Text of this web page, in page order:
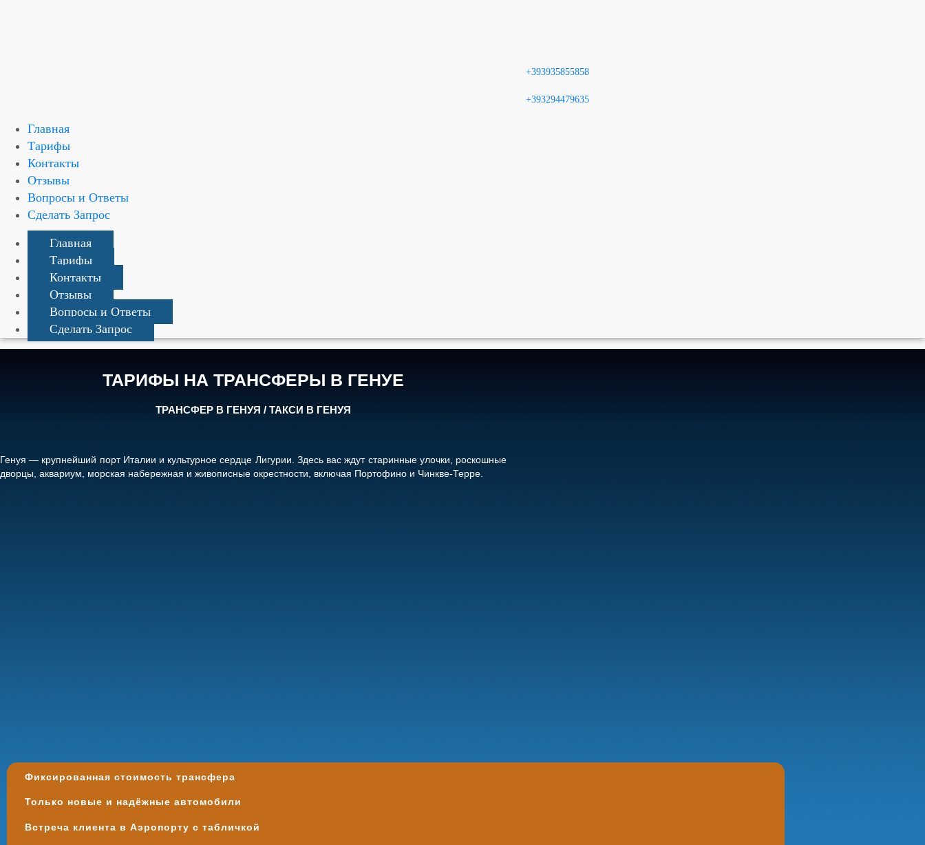
+393935855858
+393294479635
Главная
Тарифы
Контакты
Отзывы
Вопросы и Ответы
Сделать Запрос
Главная
Тарифы
Контакты
Отзывы
Вопросы и Ответы
Сделать Запрос
ТАРИФЫ НА ТРАНСФЕРЫ В ГЕНУЕ
ТРАНСФЕР В ГЕНУЯ / ТАКСИ В ГЕНУЯ
Генуя — крупнейший порт Италии и культурное сердце Лигурии. Здесь вас ждут старинные улочки, роскошные
дворцы, аквариум, морская набережная и живописные окрестности, включая Портофино и Чинкве-Терре.
Фиксированная стоимость трансфера
Только новые и надёжные автомобили
Встреча клиента в Аэропорту с табличкой